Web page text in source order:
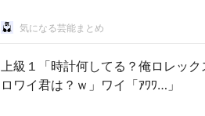
気になる芸能まとめ
上級１「時計何してる？俺ロレッ
ロワイ君は？ｗ」ワイ「ｱﾜﾜ…」